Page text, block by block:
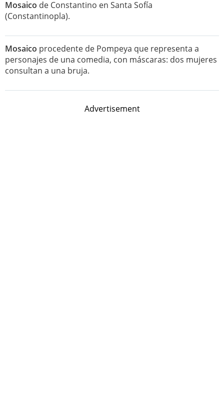
Mosaico de Constantino en Santa Sofía
(Constantinopla).
Mosaico procedente de Pompeya que representa a
personajes de una comedia, con máscaras: dos mujeres
consultan a una bruja.
Advertisement